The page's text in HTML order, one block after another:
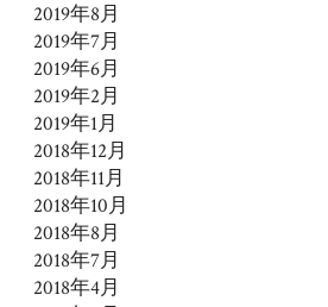
2019年8月
2019年7月
2019年6月
2019年2月
2019年1月
2018年12月
2018年11月
2018年10月
2018年8月
2018年7月
2018年4月